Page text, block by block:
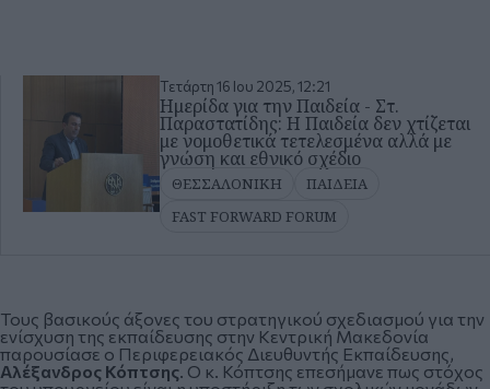
Τετάρτη 16 Ιου 2025, 12:21
Ημερίδα για την Παιδεία - Στ.
Παραστατίδης: Η Παιδεία δεν χτίζεται
με νομοθετικά τετελεσμένα αλλά με
γνώση και εθνικό σχέδιο
ΘΕΣΣΑΛΟΝΙΚΗ
ΠΑΙΔΕΙΑ
FAST FORWARD FORUM
Τους βασικούς άξονες του στρατηγικού σχεδιασμού για την
ενίσχυση της εκπαίδευσης στην Κεντρική Μακεδονία
παρουσίασε ο Περιφερειακός Διευθυντής Εκπαίδευσης,
Αλέξανδρος Κόπτσης. Ο κ. Κόπτσης επεσήμανε πως στόχος